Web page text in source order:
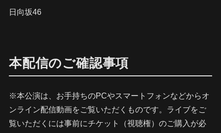
日向坂46
本配信のご確認事項
※本公演は、お手持ちのPCやスマートフォンなどからオ
ンライン配信動画をご覧いただくものです。ライブをご
覧いただくには事前にチケット（視聴権）のご購入が必